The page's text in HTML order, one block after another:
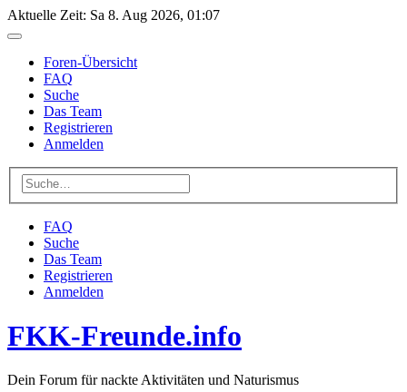
Aktuelle Zeit: Sa 8. Aug 2026, 01:07
Foren-Übersicht
FAQ
Suche
Das Team
Registrieren
Anmelden
FAQ
Suche
Das Team
Registrieren
Anmelden
FKK-Freunde.info
Dein Forum für nackte Aktivitäten und Naturismus